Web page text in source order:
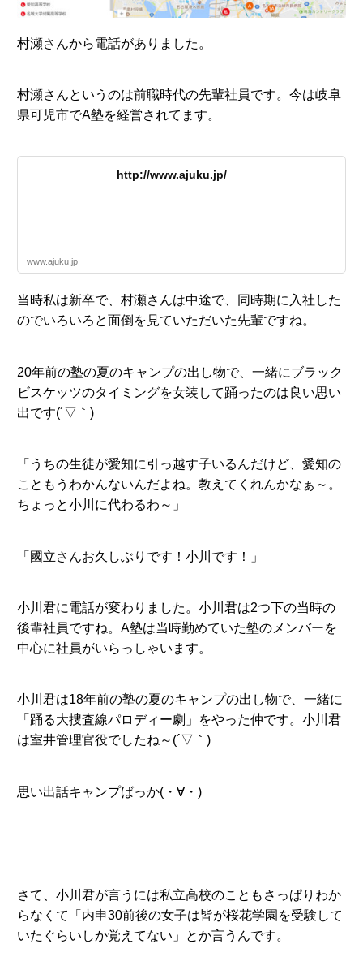
村瀬さんから電話がありました。
村瀬さんというのは前職時代の先輩社員です。今は岐阜
県可児市でA塾を経営されてます。
http://www.ajuku.jp/
www.ajuku.jp
当時私は新卒で、村瀬さんは中途で、同時期に入社した
のでいろいろと面倒を見ていただいた先輩ですね。
20年前の塾の夏のキャンプの出し物で、一緒にブラック
ビスケッツのタイミングを女装して踊ったのは良い思い
出です(´▽｀)
「うちの生徒が愛知に引っ越す子いるんだけど、愛知の
こともうわかんないんだよね。教えてくれんかなぁ～。
ちょっと小川に代わるわ～」
「國立さんお久しぶりです！小川です！」
小川君に電話が変わりました。小川君は2つ下の当時の
後輩社員ですね。A塾は当時勤めていた塾のメンバーを
中心に社員がいらっしゃいます。
小川君は18年前の塾の夏のキャンプの出し物で、一緒に
「踊る大捜査線パロディー劇」をやった仲です。小川君
は室井管理官役でしたね～(´▽｀)
思い出話キャンプばっか(・∀・)
さて、小川君が言うには私立高校のこともさっぱりわか
らなくて「内申30前後の女子は皆が桜花学園を受験して
いたぐらいしか覚えてない」とか言うんです。